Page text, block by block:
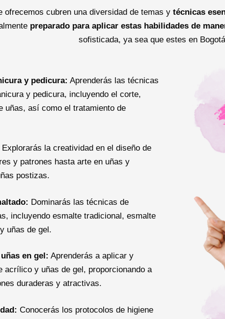
ofrecemos cubren una diversidad de temas y técnicas
preparado para aplicar estas habilidades de
sofisticada, ya sea que estes en
y pedicura: Aprenderás las técnicas
y pedicura, incluyendo el corte,
uñas, así como el tratamiento de
Explorarás la creatividad en el diseño de
y patrones hasta arte en uñas y
postizas.
Dominarás las técnicas de
incluyendo esmalte tradicional, esmalte
uñas de gel.
en gel: Aprenderás a aplicar y
acrílico y uñas de gel, proporcionando a
duraderas y atractivas.
Conocerás los protocolos de higiene